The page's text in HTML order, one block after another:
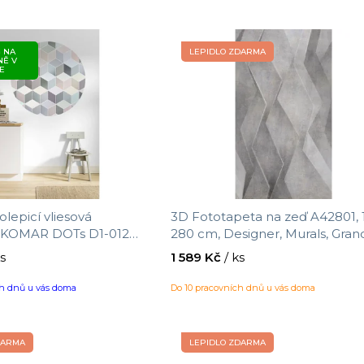
NA
V
vliesová
DOTs D1-012
velikost ø 125 cm
dnů u vás doma
LEPIDLO ZDARMA
3D Fototapeta na zeď A42801,
280 cm, Designer, Murals,
Do 10 pracovních dnů u vás doma
1 589 Kč / ks
LEPIDLO ZDARMA